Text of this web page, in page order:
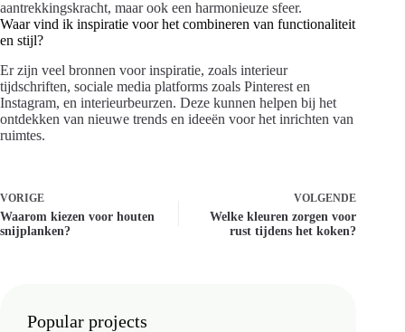
aantrekkingskracht, maar ook een harmonieuze sfeer.
Waar vind ik inspiratie voor het combineren van functionaliteit
en stijl?
Er zijn veel bronnen voor inspiratie, zoals interieur
tijdschriften, sociale media platforms zoals Pinterest en
Instagram, en interieurbeurzen. Deze kunnen helpen bij het
ontdekken van nieuwe trends en ideeën voor het inrichten van
ruimtes.
VORIGE
Waarom kiezen voor houten
snijplanken?
VOLGENDE
Welke kleuren zorgen voor
rust tijdens het koken?
Popular projects